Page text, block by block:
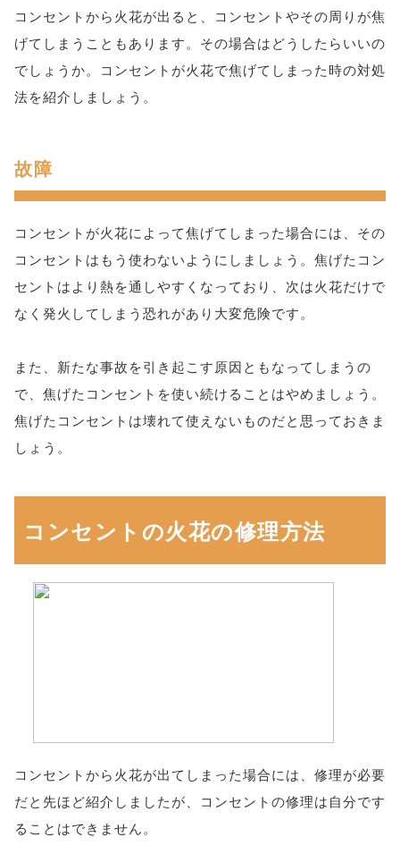
コンセントから火花が出ると、コンセントやその周りが焦
げてしまうこともあります。その場合はどうしたらいいの
でしょうか。コンセントが火花で焦げてしまった時の対処
法を紹介しましょう。
故障
コンセントが火花によって焦げてしまった場合には、その
コンセントはもう使わないようにしましょう。焦げたコン
セントはより熱を通しやすくなっており、次は火花だけで
なく発火してしまう恐れがあり大変危険です。
また、新たな事故を引き起こす原因ともなってしまうの
で、焦げたコンセントを使い続けることはやめましょう。
焦げたコンセントは壊れて使えないものだと思っておきま
しょう。
コンセントの火花の修理方法
コンセントから火花が出てしまった場合には、修理が必要
だと先ほど紹介しましたが、コンセントの修理は自分です
ることはできません。